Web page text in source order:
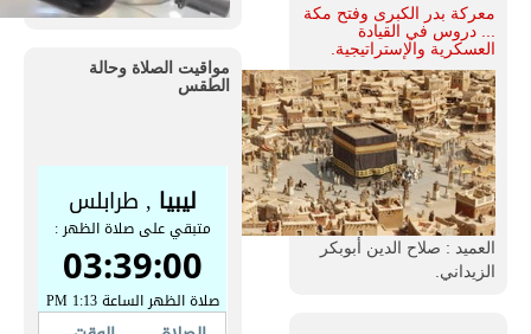
معركة بدر الكبرى وفتح مكة
... دروس في القيادة
العسكرية والإستراتيجية.
العميد : صلاح الدين أبوبكر
الزيداني.
مواقيت الصلاة وحالة
الطقس